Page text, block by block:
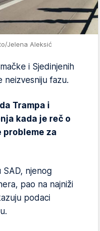
Jelena Aleksić
i Sjedinjenih
neizvesniju fazu.
Trampa i
kada je reč o
za
SAD, njenog
pao na najniži
podaci